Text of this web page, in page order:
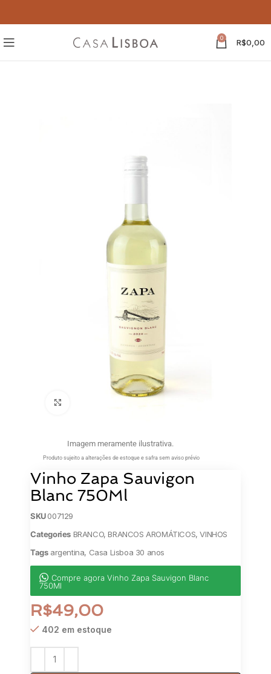
0 R$0,00
Imagem meramente ilustrativa.
Produto sujeito a alterações de estoque e safra sem aviso prévio
Vinho Zapa Sauvigon
Blanc 750Ml
SKU007129
Categories BRANCO, BRANCOS AROMÁTICOS,VINHOS
Tags argentina, Casa Lisboa 30 anos
Compre agora Vinho Zapa Sauvigon Blanc
750Ml
R$49,00
402 em estoque